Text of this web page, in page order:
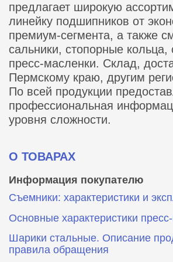
предлагает широкую
линейку подшипников от
премиум-сегмента, а также
сальники, стопорные кольца,
пресс-масленки. Склад,
Пермскому краю, другим
По всей продукции
профессиональная
уровня сложности.
О ТОВАРАХ
Информация покупателю
Съемники: характеристики и
Основные характеристики
Шарики стальные. Описание
правила обращения